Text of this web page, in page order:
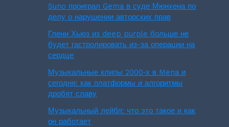
Suno проиграл Gema в суде Мюнхена по
делу о нарушении авторских прав
Гленн Хьюз из deep purple больше не
будет гастролировать из-за операции на
сердце
Музыкальные клипы 2000‑х в Mena и
сегодня: как платформы и алгоритмы
дробят славу
Музыкальный лейбл: что это такое и как
он работает